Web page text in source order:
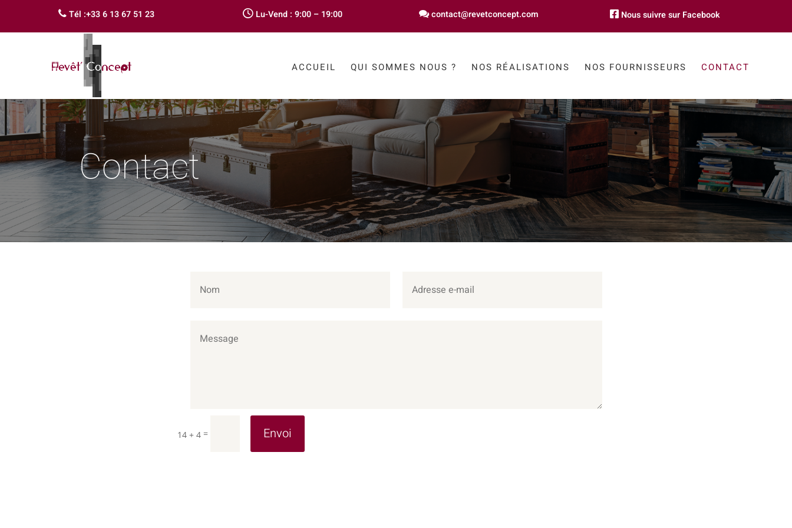
Tél :+33 6 13 67 51 23 Lu-Vend : 9:00 – 19:00 contact@revetconcept.com Nous suivre sur Facebook
ACCUEIL QUI SOMMES NOUS ? NOS RÉALISATIONS NOS FOURNISSEURS CONTACT
Contact
14 + 4 = Envoi